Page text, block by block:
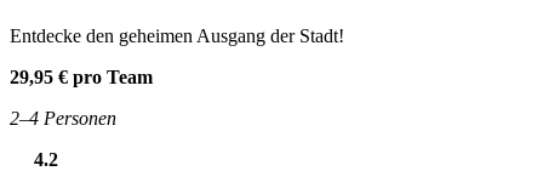
Entdecke den geheimen Ausgang der Stadt!
29,95 € pro Team
2–4 Personen
4.2